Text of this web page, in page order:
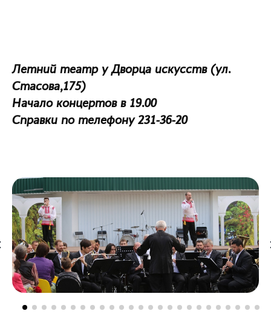
Летний театр у Дворца искусств (ул.
Стасова,175)
Начало концертов в 19.00
Справки по телефону 231-36-20